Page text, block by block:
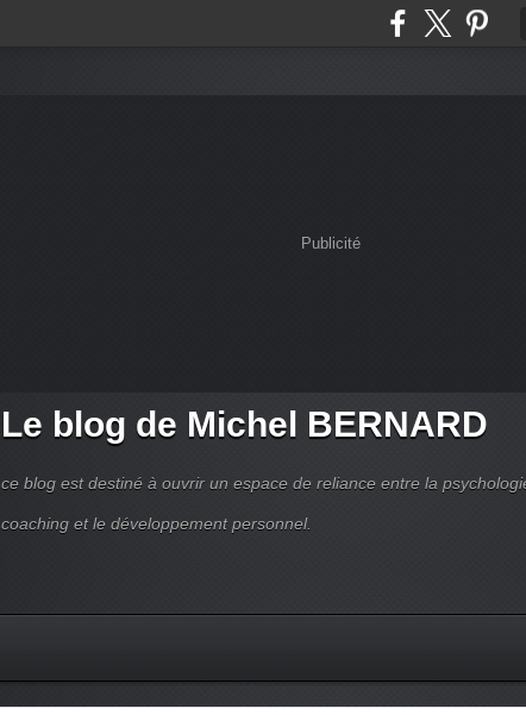
Publicité
Le blog de Michel BERNARD
ce blog est destiné à ouvrir un espace de reliance entre la
coaching et le développement personnel.